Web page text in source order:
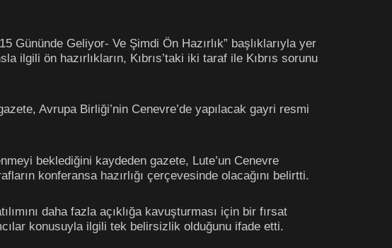
Gününde Geliyor- Ve Şimdi Ön Hazırlık” başlıklarıyla yer
ön hazırlıkların, Kıbrıs’taki iki taraf ile Kıbrıs sorunu
Avrupa Birliği’nin Cenevre’de yapılacak gayri resmi
beklediğini kaydeden gazete, Lute’un Cenevre
konferansa hazırlığı çerçevesinde olacağını belirtti.
daha fazla açıklığa kavuşturması için bir fırsat
konusuyla ilgili tek belirsizlik olduğunu ifade etti.